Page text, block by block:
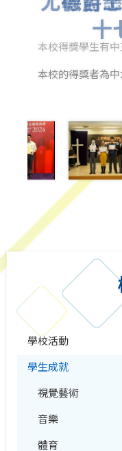
十
本校的得獎者為
本校得獎學生有
學校活動
學生成就
視覺藝術
音樂
體育